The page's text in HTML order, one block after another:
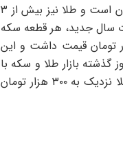
گزارش ها حاکی از آن است که در حال حاضر سکه امامی در ابتدای راهرو ۴۶ میلیون تومان است و طلا نیز بیش از ۳
سال جدید، هر قطعه سکه
و ۸۰۶ هزار تومان و هر گرم طلای ۱۸ عیار حدود ۳ میلیون و ۳۵۳ هزار تومان قیمت داشت و این
گذشته بازار طلا و سکه با
رشد عجیب قیمت مواجه شده است. به طوری که سکه از ۷ میلیون تومان گران شده و طلا نزدیک به ۳۰۰ هزار تومان